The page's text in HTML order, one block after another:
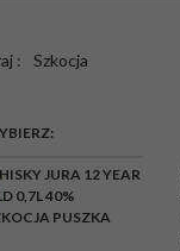
: Szkocja
JURA 12 YEAR
0,7L 40%
PUSZKA